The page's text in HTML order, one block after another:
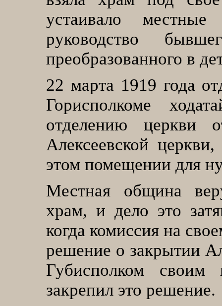
устаивало
руководство
преобразованного в
22 марта 1919 года
Горисполкоме
отделению церкви
Алексеевской
этом помещении для
Местная община
храм, и дело это
когда комиссия на
решение о закрытии
Губисполком своим
закрепил это решение.